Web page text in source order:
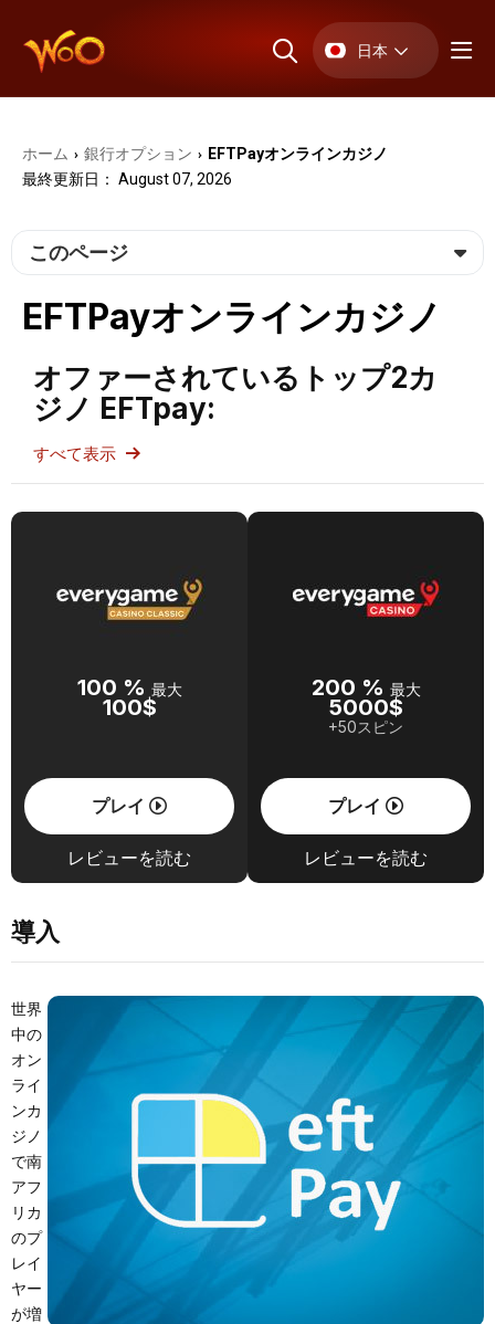
日本
ホーム › 銀行オプション › EFTPayオンラインカジノ
最終更新日： August 07, 2026
このページ
EFTPayオンラインカジノ
オファーされているトップ2カ
ジノ EFTpay:
すべて表示
100 % 最大
100$
プレイ
レビューを読む
200 % 最大
5000$
+50スピン
プレイ
レビューを読む
導入
世界
中の
オン
ライ
ンカ
ジノ
で南
アフ
リカ
のプ
レイ
ヤー
が増